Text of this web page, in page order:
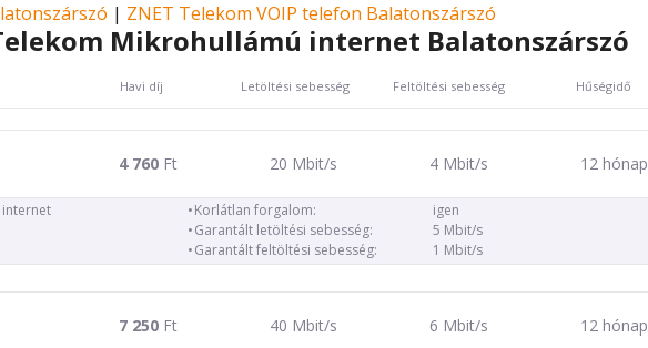
| ZNET Telekom VOIP telefon Balatonszárszó
Mikrohullámú internet Balatonszárszó
Havi díj Letöltési sebesség Feltöltési sebesség Hűségidő
4 760Ft 20 Mbit/s 4 Mbit/s 12 hónap
Korlátlan forgalom:
igen
Garantált letöltési sebesség:
5 Mbit/s
Garantált feltöltési sebesség:
1 Mbit/s
7 250Ft 40 Mbit/s 6 Mbit/s 12 hónap